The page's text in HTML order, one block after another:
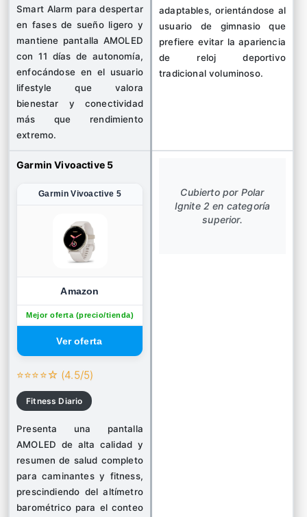
Smart Alarm para despertar
en fases de sueño ligero y
mantiene pantalla AMOLED
con 11 días de autonomía,
enfocándose en el usuario
lifestyle que valora
bienestar y conectividad
más que rendimiento
extremo.
adaptables, orientándose al
usuario de gimnasio que
prefiere evitar la apariencia
de reloj deportivo
tradicional voluminoso.
Garmin Vivoactive 5
Garmin Vivoactive 5
Amazon
Mejor oferta (precio/tienda)
⭐⭐⭐⭐☆ (4.5/5)
Fitness Diario
Presenta una pantalla
AMOLED de alta calidad y
resumen de salud completo
para caminantes y fitness,
prescindiendo del altímetro
barométrico para el conteo
Cubierto por Polar
Ignite 2 en categoría
superior.